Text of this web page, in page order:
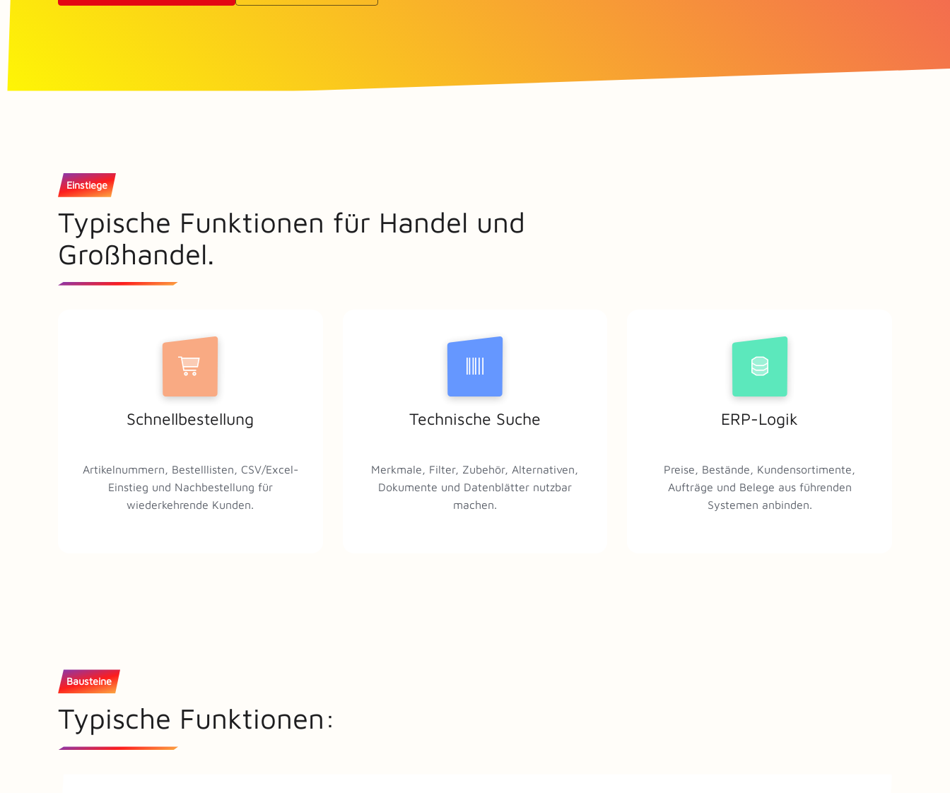
Einstiege
Typische Funktionen für Handel und
Großhandel.
Schnellbestellung
Artikelnummern, Bestelllisten, CSV/Excel-
Einstieg und Nachbestellung für
wiederkehrende Kunden.
Technische Suche
Merkmale, Filter, Zubehör, Alternativen,
Dokumente und Datenblätter nutzbar
machen.
ERP-Logik
Preise, Bestände, Kundensortimente,
Aufträge und Belege aus führenden
Systemen anbinden.
Bausteine
Typische Funktionen: